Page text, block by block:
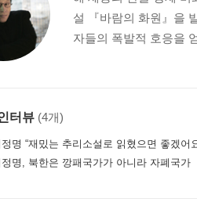
설 『바람의 화원』을
자들의 폭발적 호응을
터뷰 (4개)
정명 “재밌는 추리소설로 읽혔으면 좋겠어
정명, 북한은 깡패국가가 아니라 자폐국가